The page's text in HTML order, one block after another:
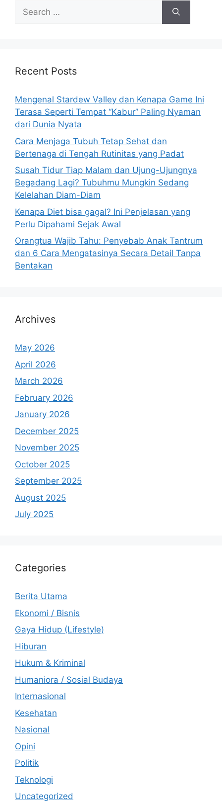
h
r
:
Recent Posts
Mengenal Stardew Valley dan Kenapa Game Ini
Terasa Seperti Tempat “Kabur” Paling Nyaman
dari Dunia Nyata
Cara Menjaga Tubuh Tetap Sehat dan
Bertenaga di Tengah Rutinitas yang Padat
Susah Tidur Tiap Malam dan Ujung-Ujungnya
Begadang Lagi? Tubuhmu Mungkin Sedang
Kelelahan Diam-Diam
Kenapa Diet bisa gagal? Ini Penjelasan yang
Perlu Dipahami Sejak Awal
Orangtua Wajib Tahu: Penyebab Anak Tantrum
dan 6 Cara Mengatasinya Secara Detail Tanpa
Bentakan
Archives
May 2026
April 2026
March 2026
February 2026
January 2026
December 2025
November 2025
October 2025
September 2025
August 2025
July 2025
Categories
Berita Utama
Ekonomi / Bisnis
Gaya Hidup (Lifestyle)
Hiburan
Hukum & Kriminal
Humaniora / Sosial Budaya
Internasional
Kesehatan
Nasional
Opini
Politik
Teknologi
Uncategorized